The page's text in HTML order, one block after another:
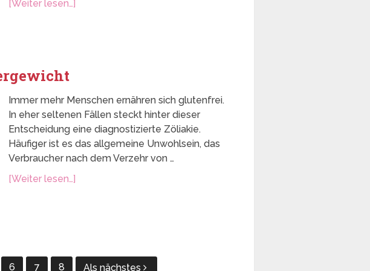
[Weiter lesen…]
Immer mehr Menschen ernähren sich glutenfrei.
In eher seltenen Fällen steckt hinter dieser
Entscheidung eine diagnostizierte Zöliakie.
Häufiger ist es das allgemeine Unwohlsein, das
Verbraucher nach dem Verzehr von …
[Weiter lesen…]
6 7 8 Als nächstes